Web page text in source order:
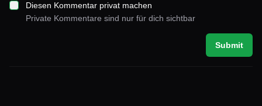
Diesen Kommentar privat machen
Private Kommentare sind nur für dich sichtbar
Submit